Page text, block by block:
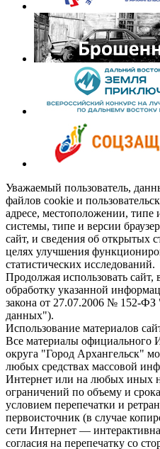
Уважаемый пользователь,
файлов cookie и
адресе, местоположении, типе
системы, типе и версии
сайт, и сведения об открытых
целях улучшения
статистических исследований.
Продолжая использовать сайт,
обработку указанной
закона от 27.07.2006 № 152-ФЗ
данных").
Использование материалов
Все материалы официального
округа "Город Архангельск"
любых средствах массовой
Интернет или на любых иных
ограничений по объему и
условием перепечатки и
первоисточник (в случае
сети Интернет —
согласия на перепечатку со